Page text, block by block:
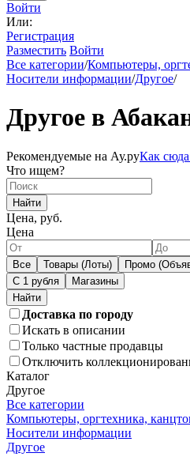
Войти
Или:
Регистрация
Разместить Войти
Все категории/Компьютеры,
Носители информации/Другое/
Другое в
Рекомендуемые на Ау.руКак сюда
Что ищем?
Найти
Цена, руб.
Цена
Все Товары (Лоты) Промо
С 1 рубля
Магазины
Доставка по городу
Искать в описании
Только частные продавцы
Отключить
Каталог
Другое
Все категории
Компьютеры, оргтехника,
Носители информации
Другое